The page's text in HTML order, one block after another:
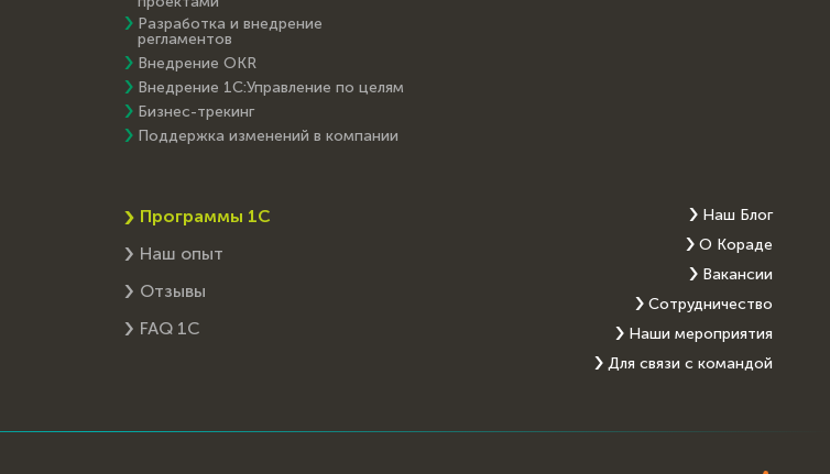
Разработка и внедрение
регламентов
Внедрение OKR
Внедрение 1С:Управление по целям
Бизнес-трекинг
Поддержка изменений в компании
Программы 1С
Наш опыт
Отзывы
FAQ 1С
Наш Блог
О Кораде
Вакансии
Сотрудничество
Наши мероприятия
Для связи с командой